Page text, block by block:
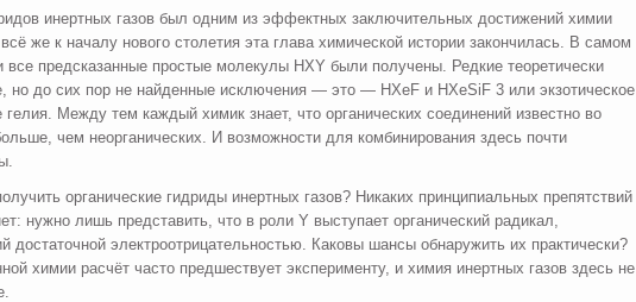
инертных газов был одним из эффектных заключительных достижений химии
же к началу нового столетия эта глава химической истории закончилась. В самом
все предсказанные простые молекулы HXY были получены. Редкие теоретически
но до сих пор не найденные исключения — это — HXeF и HXeSiF 3 или экзотическое
гелия. Между тем каждый химик знает, что органических соединений известно во
чем неорганических. И возможности для комбинирования здесь почти
органические гидриды инертных газов? Никаких принципиальных препятствий
нужно лишь представить, что в роли Y выступает органический радикал,
достаточной электроотрицательностью. Каковы шансы обнаружить их практически?
химии расчёт часто предшествует эксперименту, и химия инертных газов здесь не